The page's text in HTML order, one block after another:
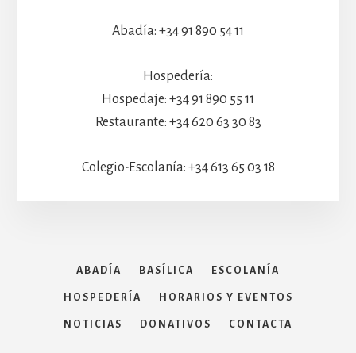
Abadía: +34 91 890 54 11
Hospedería:
Hospedaje: +34 91 890 55 11
Restaurante: +34 620 63 30 83
Colegio-Escolanía: +34 613 65 03 18
ABADÍA BASÍLICA ESCOLANÍA
HOSPEDERÍA HORARIOS Y EVENTOS
NOTICIAS DONATIVOS CONTACTA